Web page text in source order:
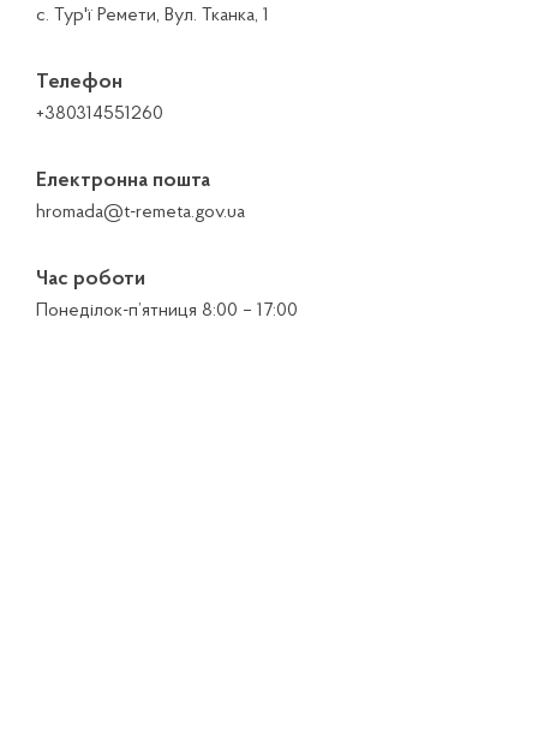
с. Тур'ї Ремети, Вул. Тканка, 1
Телефон
+380314551260
Електронна пошта
hromada@t-remeta.gov.ua
Час роботи
Понеділок-п’ятниця 8:00 – 17:00